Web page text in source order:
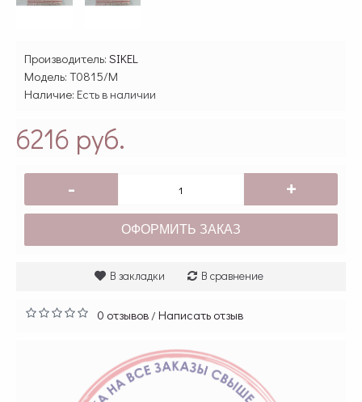
Производитель: SIKEL
Модель: T0815/M
Наличие: Есть в наличии
6216 руб.
- +
ОФОРМИТЬ ЗАКАЗ
В закладки В сравнение
0 отзывов/ Написать отзыв